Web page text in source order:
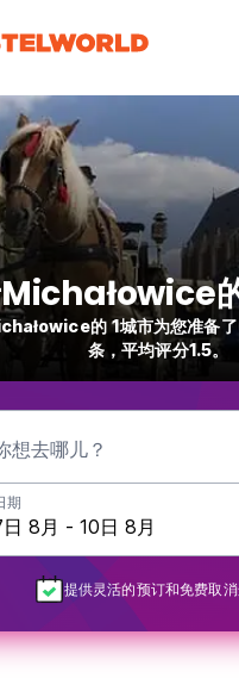
的 1城市为您准备
条，平均评分1.5。
想去哪儿？
期
提供灵活的预订和免费取消